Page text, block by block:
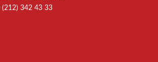
(212) 342 43 33